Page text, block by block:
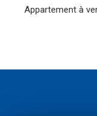
Appartement à